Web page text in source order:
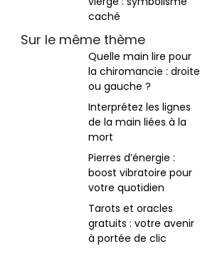
caché
Sur le même thème
Quelle main lire pour
la chiromancie : droite
ou gauche ?
Interprétez les lignes
de la main liées à la
mort
Pierres d’énergie :
boost vibratoire pour
votre quotidien
Tarots et oracles
gratuits : votre avenir
à portée de clic